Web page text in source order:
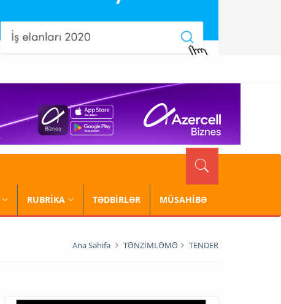
RUBRİKA TƏDBİRLƏR MÜSAHİBƏ
Ana Səhifə TƏNZİMLƏMƏ TENDER